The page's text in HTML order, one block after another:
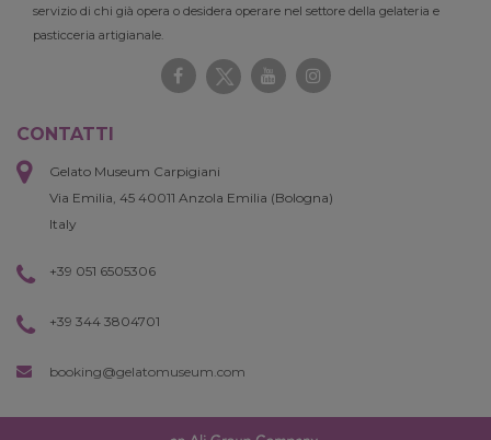
servizio di chi già opera o desidera operare nel settore della gelateria e
pasticceria artigianale.
CONTATTI
Gelato Museum Carpigiani
Via Emilia, 45 40011 Anzola Emilia (Bologna)
Italy
+39 051 6505306
+39 344 3804701
booking@gelatomuseum.com